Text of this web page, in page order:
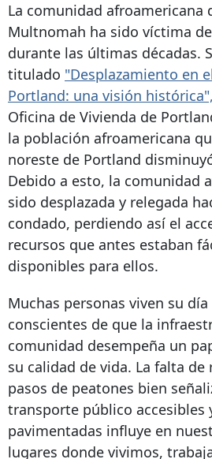
La comunidad afroamericana
Multnomah ha sido víctima
durante las últimas décadas.
titulado "Desplazamiento en
Portland: una visión histórica",
Oficina de Vivienda de
la población afroamericana
noreste de Portland
Debido a esto, la comunidad
sido desplazada y relegada
condado, perdiendo así el
recursos que antes estaban
disponibles para ellos.
Muchas personas viven su
conscientes de que la
comunidad desempeña un
su calidad de vida. La falta de
pasos de peatones bien
transporte público accesibles
pavimentadas influye en
lugares donde vivimos,